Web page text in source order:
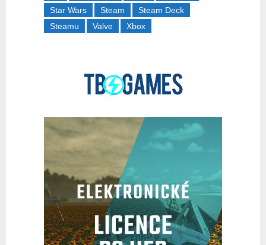
Star Wars
Steam
Steam Deck
Steamu
Valve Xbox